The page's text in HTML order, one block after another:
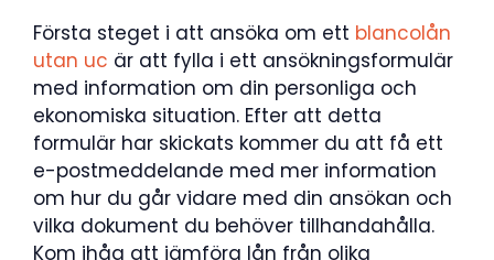
Första steget i att ansöka om ett blancolån
utan uc är att fylla i ett ansökningsformulär
med information om din personliga och
ekonomiska situation. Efter att detta
formulär har skickats kommer du att få ett
e-postmeddelande med mer information
om hur du går vidare med din ansökan och
vilka dokument du behöver tillhandahålla.
Kom ihåg att jämföra lån från olika